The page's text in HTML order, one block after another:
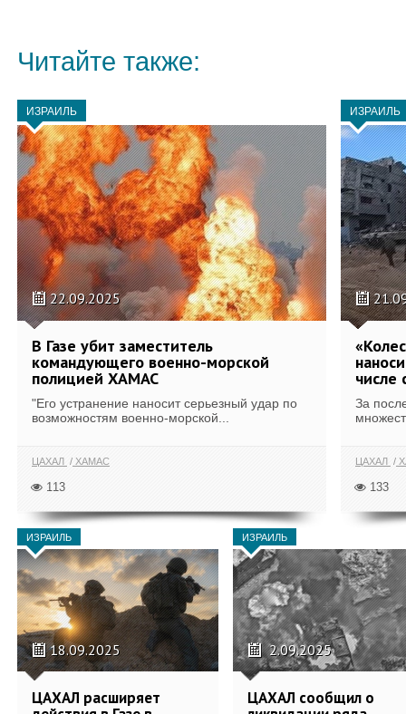
Читайте также:
ИЗРАИЛЬ
22.09.2025
В Газе убит заместитель
командующего военно-морской
полицией ХАМАС
"Его устранение наносит серьезный удар по
возможностям военно-морской...
ЦАХАЛ ХАМАС
113
ИЗРАИЛЬ
числе
За
ЦАХАЛ
133
ИЗРАИЛЬ
18.09.2025
ЦАХАЛ расширяет
ИЗРАИЛЬ
2.09.2025
ЦАХАЛ сообщил о